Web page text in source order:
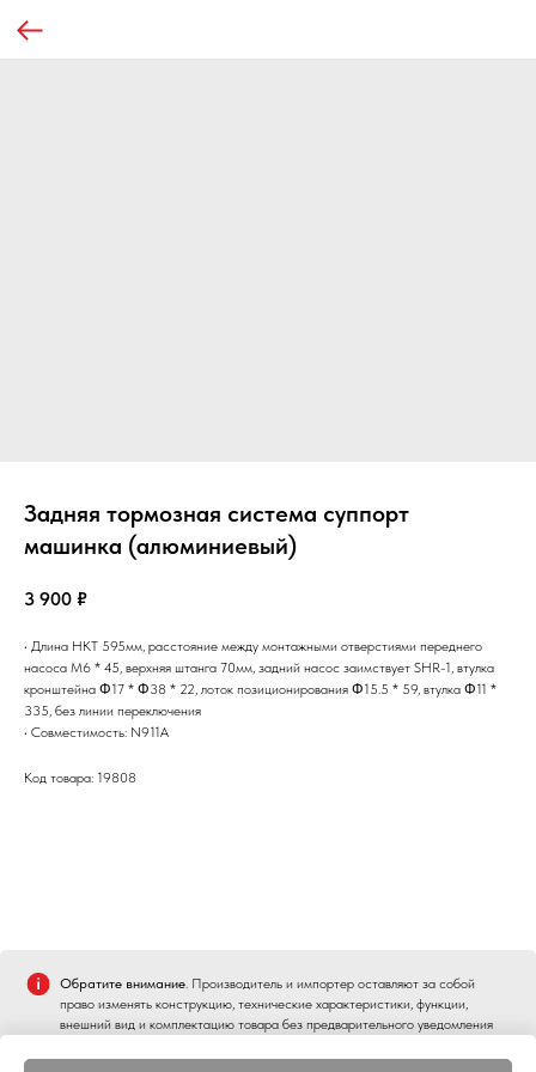
Задняя тормозная система суппорт
машинка (алюминиевый)
3 900 ₽
• Длина НКТ 595мм, расстояние между монтажными отверстиями переднего
насоса M6 * 45, верхняя штанга 70мм, задний насос заимствует SHR-1, втулка
кронштейна Φ17 * Φ38 * 22, лоток позиционирования Φ15.5 * 59, втулка Φ11 *
335, без линии переключения
• Совместимость: N911A
Код товара: 19808
Обратите внимание. Производитель и импортер оставляют за собой
право изменять конструкцию, технические характеристики, функции,
внешний вид и комплектацию товара без предварительного уведомления